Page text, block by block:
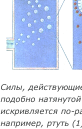
Силы,
подобно
искривляется по-
например, ртуть